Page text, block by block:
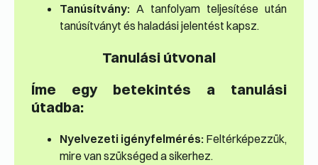
Tanúsítvány: A tanfolyam teljesítése után
tanúsítványt és haladási jelentést kapsz.
Tanulási útvonal
Íme egy betekintés a tanulási
útadba:
Nyelvezeti igényfelmérés: Feltérképezzük,
mire van szükséged a sikerhez.